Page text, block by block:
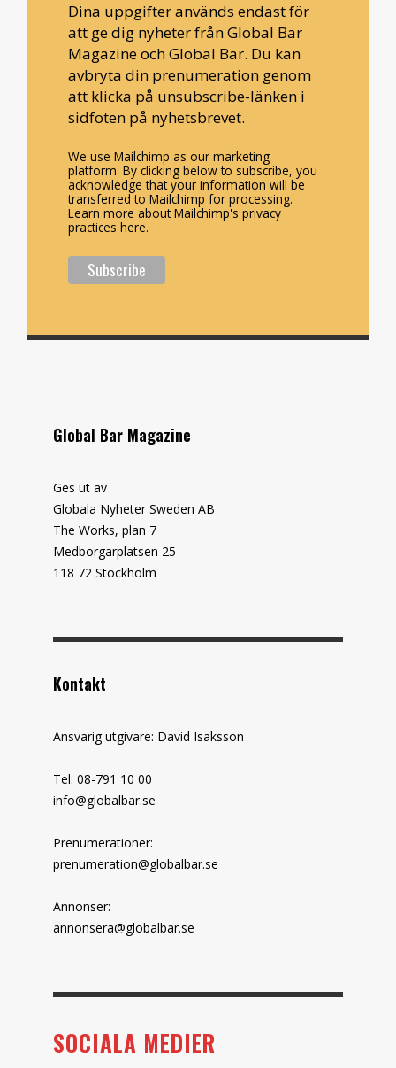
Dina uppgifter används endast för
att ge dig nyheter från Global Bar
Magazine och Global Bar. Du kan
avbryta din prenumeration genom
att klicka på unsubscribe-länken i
sidfoten på nyhetsbrevet.
We use Mailchimp as our marketing
platform. By clicking below to subscribe, you
acknowledge that your information will be
transferred to Mailchimp for processing.
Learn more about Mailchimp's privacy
practices here.
Global Bar Magazine
Ges ut av
Globala Nyheter Sweden AB
The Works, plan 7
Medborgarplatsen 25
118 72 Stockholm
Kontakt
Ansvarig utgivare: David Isaksson
Tel: 08-791 10 00
info@globalbar.se
Prenumerationer:
prenumeration@globalbar.se
Annonser:
annonsera@globalbar.se
SOCIALA MEDIER